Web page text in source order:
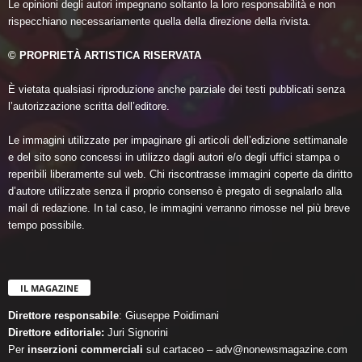
Le opinioni degli autori impegnano soltanto la loro responsabilità e non
rispecchiano necessariamente quella della direzione della rivista.
© PROPRIETÀ ARTISTICA RISERVATA
È vietata qualsiasi riproduzione anche parziale dei testi pubblicati senza
l’autorizzazione scritta dell’editore.
Le immagini utilizzate per impaginare gli articoli dell’edizione settimanale
e del sito sono concessi in utilizzo dagli autori e/o degli uffici stampa o
reperibili liberamente sul web. Chi riscontrasse immagini coperte da diritto
d’autore utilizzate senza il proprio consenso è pregato di segnalarlo alla
mail di redazione. In tal caso, le immagini verranno rimosse nel più breve
tempo possibile.
IL MAGAZINE
Direttore responsabile: Giuseppe Poidimani
Direttore editoriale: Juri Signorini
Per inserzioni commerciali sul cartaceo – adv@nonewsmagazine.com